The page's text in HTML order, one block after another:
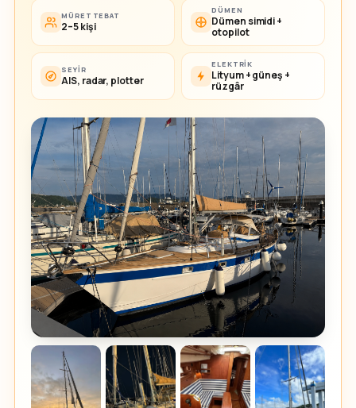
MÜRETTEBAT
2–5 kişi
DÜMEN
Dümen simidi +
otopilot
SEYIR
AIS, radar, plotter
ELEKTRIK
Lityum + güneş +
rüzgâr